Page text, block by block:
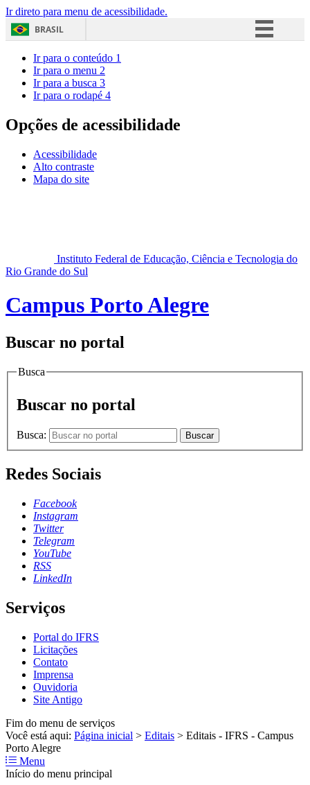
Ir direto para menu de acessibilidade.
BRASIL
Acesso à informação
Ir para o conteúdo 1
Ir para o menu 2
Ir para a busca 3
Ir para o rodapé 4
Opções de acessibilidade
Acessibilidade
Alto contraste
Mapa do site
Instituto Federal de Educação, Ciência e Tecnologia do
Rio Grande do Sul
Campus Porto Alegre
Buscar no portal
Busca
Buscar no portal
Busca: Buscar
Redes Sociais
Facebook
Instagram
Twitter
Telegram
YouTube
RSS
LinkedIn
Serviços
Portal do IFRS
Licitações
Contato
Imprensa
Ouvidoria
Site Antigo
Fim do menu de serviços
Você está aqui: Página inicial > Editais > Editais - IFRS - Campus
Porto Alegre
Menu
Início do menu principal